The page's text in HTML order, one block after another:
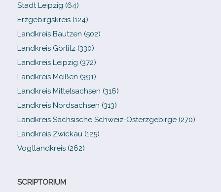
Stadt Leipzig (64)
Erzgebirgskreis (124)
Landkreis Bautzen (502)
Landkreis Görlitz (330)
Landkreis Leipzig (372)
Landkreis Meißen (391)
Landkreis Mittelsachsen (316)
Landkreis Nordsachsen (313)
Landkreis Sächsische Schweiz-​Osterzgebirge (270)
Landkreis Zwickau (125)
Vogtlandkreis (262)
SCRIPTORIUM